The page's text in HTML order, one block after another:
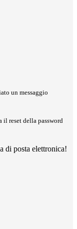
un messaggio
il reset della password
di posta elettronica!